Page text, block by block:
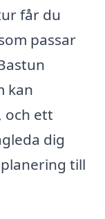
får du
passar
kan
och ett
dig
till